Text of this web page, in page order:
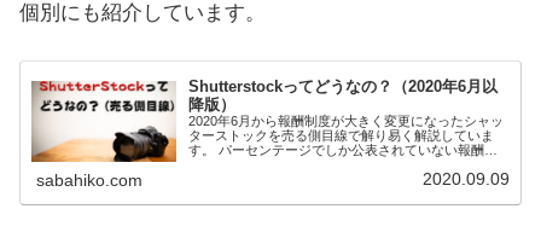
個別にも紹介しています。
Shutterstockってどうなの？（2020年6月以
降版）
2020年6月から報酬制度が大きく変更になったシャッ
ターストックを売る側目線で解り易く解説していま
す。 パーセンテージでしか公表されていない報酬
sabahiko.com 2020.09.09